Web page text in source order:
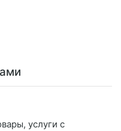
услуги с